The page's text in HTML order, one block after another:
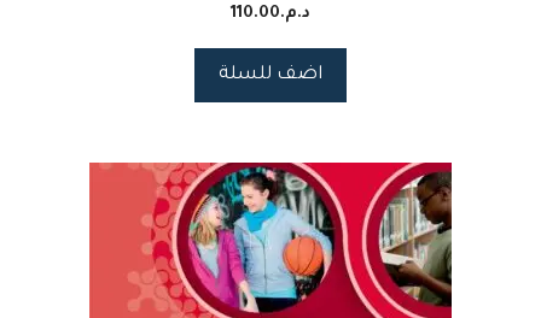
د.م.110.00
اضف للسلة